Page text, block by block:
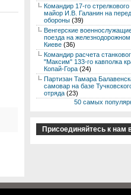
Командир 17-го
майор И.В. Галанин на
обороны (39)
Венгерские
поезда на железнодорожном
Киеве (36)
Командир расчета
"Максим" 133-го кавполка
Копай-Гора (24)
Партизан Тамара
самовар на базе
отряда (23)
50 самых
Присоединяйтесь к нам